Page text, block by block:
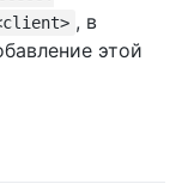
, в
этой